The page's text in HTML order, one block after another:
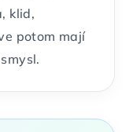
klid,
potom mají